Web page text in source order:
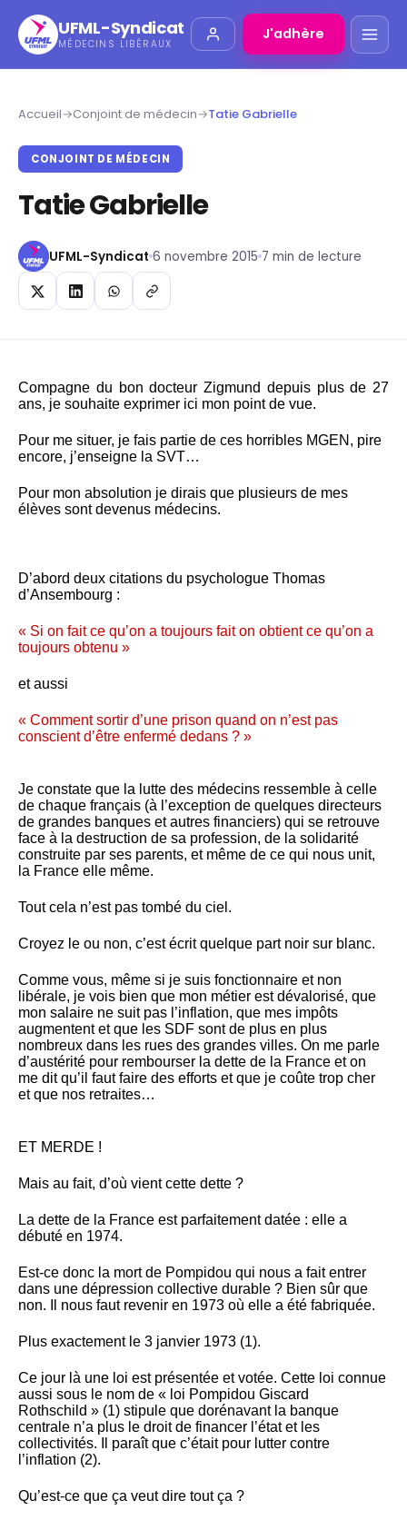
UFML-Syndicat
MÉDECINS LIBÉRAUX
J'adhère
Accueil→Conjoint de médecin→Tatie Gabrielle
CONJOINT DE MÉDECIN
Tatie Gabrielle
UFML-Syndicat 6 novembre 2015 7 min de lecture
Compagne du bon docteur Zigmund depuis plus de 27
ans, je souhaite exprimer ici mon point de vue.
Pour me situer, je fais partie de ces horribles MGEN, pire
encore, j’enseigne la SVT…
Pour mon absolution je dirais que plusieurs de mes
élèves sont devenus médecins.
D’abord deux citations du psychologue Thomas
d’Ansembourg :
« Si on fait ce qu’on a toujours fait on obtient ce qu’on a
toujours obtenu »
et aussi
« Comment sortir d’une prison quand on n’est pas
conscient d’être enfermé dedans ? »
Je constate que la lutte des médecins ressemble à celle
de chaque français (à l’exception de quelques directeurs
de grandes banques et autres financiers) qui se retrouve
face à la destruction de sa profession, de la solidarité
construite par ses parents, et même de ce qui nous unit,
la France elle même.
Tout cela n’est pas tombé du ciel.
Croyez le ou non, c’est écrit quelque part noir sur blanc.
Comme vous, même si je suis fonctionnaire et non
libérale, je vois bien que mon métier est dévalorisé, que
mon salaire ne suit pas l’inflation, que mes impôts
augmentent et que les SDF sont de plus en plus
nombreux dans les rues des grandes villes. On me parle
d’austérité pour rembourser la dette de la France et on
me dit qu’il faut faire des efforts et que je coûte trop cher
et que nos retraites…
ET MERDE !
Mais au fait, d’où vient cette dette ?
La dette de la France est parfaitement datée : elle a
débuté en 1974.
Est-ce donc la mort de Pompidou qui nous a fait entrer
dans une dépression collective durable ? Bien sûr que
non. Il nous faut revenir en 1973 où elle a été fabriquée.
Plus exactement le 3 janvier 1973 (1).
Ce jour là une loi est présentée et votée. Cette loi connue
aussi sous le nom de « loi Pompidou Giscard
Rothschild » (1) stipule que dorénavant la banque
centrale n’a plus le droit de financer l’état et les
collectivités. Il paraît que c’était pour lutter contre
l’inflation (2).
Qu’est-ce que ça veut dire tout ça ?